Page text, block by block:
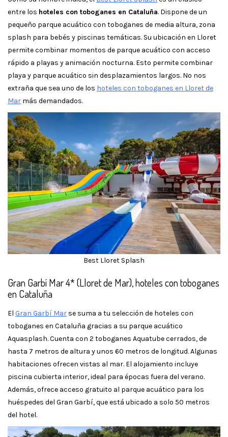
entre los hoteles con toboganes en Cataluña. Dispone de un
pequeño parque acuático con toboganes de media altura, zona
splash para bebés y piscinas temáticas. Su ubicación en Lloret
permite combinar momentos de parque acuático con acceso
rápido a playas y animación nocturna. Esto permite combinar
playa y parque acuático sin desplazamientos largos. No nos
extraña que sea uno de los hoteles con toboganes en Lloret de
Mar más demandados.
Best Lloret Splash
Gran Garbí Mar 4* (Lloret de Mar), hoteles con toboganes
en Cataluña
El Gran Garbí Mar se suma a tu selección de hoteles con
toboganes en Cataluña gracias a su parque acuático
Aquasplash. Cuenta con 2 toboganes Aquatube cerrados, de
hasta 7 metros de altura y unos 60 metros de longitud. Algunas
habitaciones ofrecen vistas al mar. El alojamiento incluye
piscina cubierta interior, ideal para épocas fuera del verano.
Además, ofrece acceso gratuito al parque acuático para los
huéspedes del Gran Garbí, que está ubicado a solo 50 metros
del hotel.